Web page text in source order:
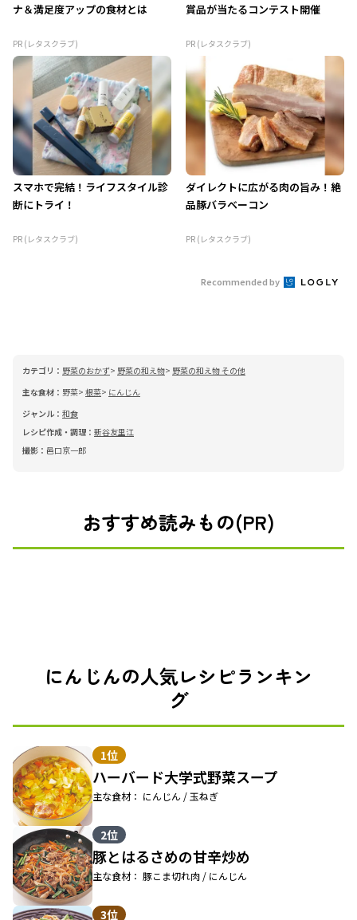
ナ＆満足度アップの食材とは
PR (レタスクラブ)
賞品が当たるコンテスト開催
PR (レタスクラブ)
スマホで完結！ライフスタイル診
断にトライ！
PR (レタスクラブ)
ダイレクトに広がる肉の旨み！絶
品豚バラベーコン
PR (レタスクラブ)
Recommended by
カテゴリ： 野菜のおかず 野菜の和え物
野菜の和え物 その他
主な食材： 野菜 根菜
にんじん
ジャンル： 和食
レシピ作成・調理： 新谷友里江
撮影： 邑口京一郎
おすすめ読みもの(PR)
にんじんの人気レシピランキン
グ
1位
ハーバード大学式野菜スープ
主な食材： にんじん / 玉ねぎ
2位
豚とはるさめの甘辛炒め
主な食材： 豚こま切れ肉 / にんじん
3位